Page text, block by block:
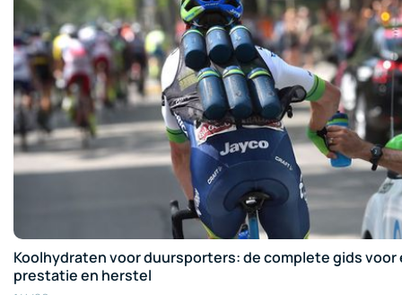
Koolhydraten voor duursporters: de complete gids voor
prestatie en herstel